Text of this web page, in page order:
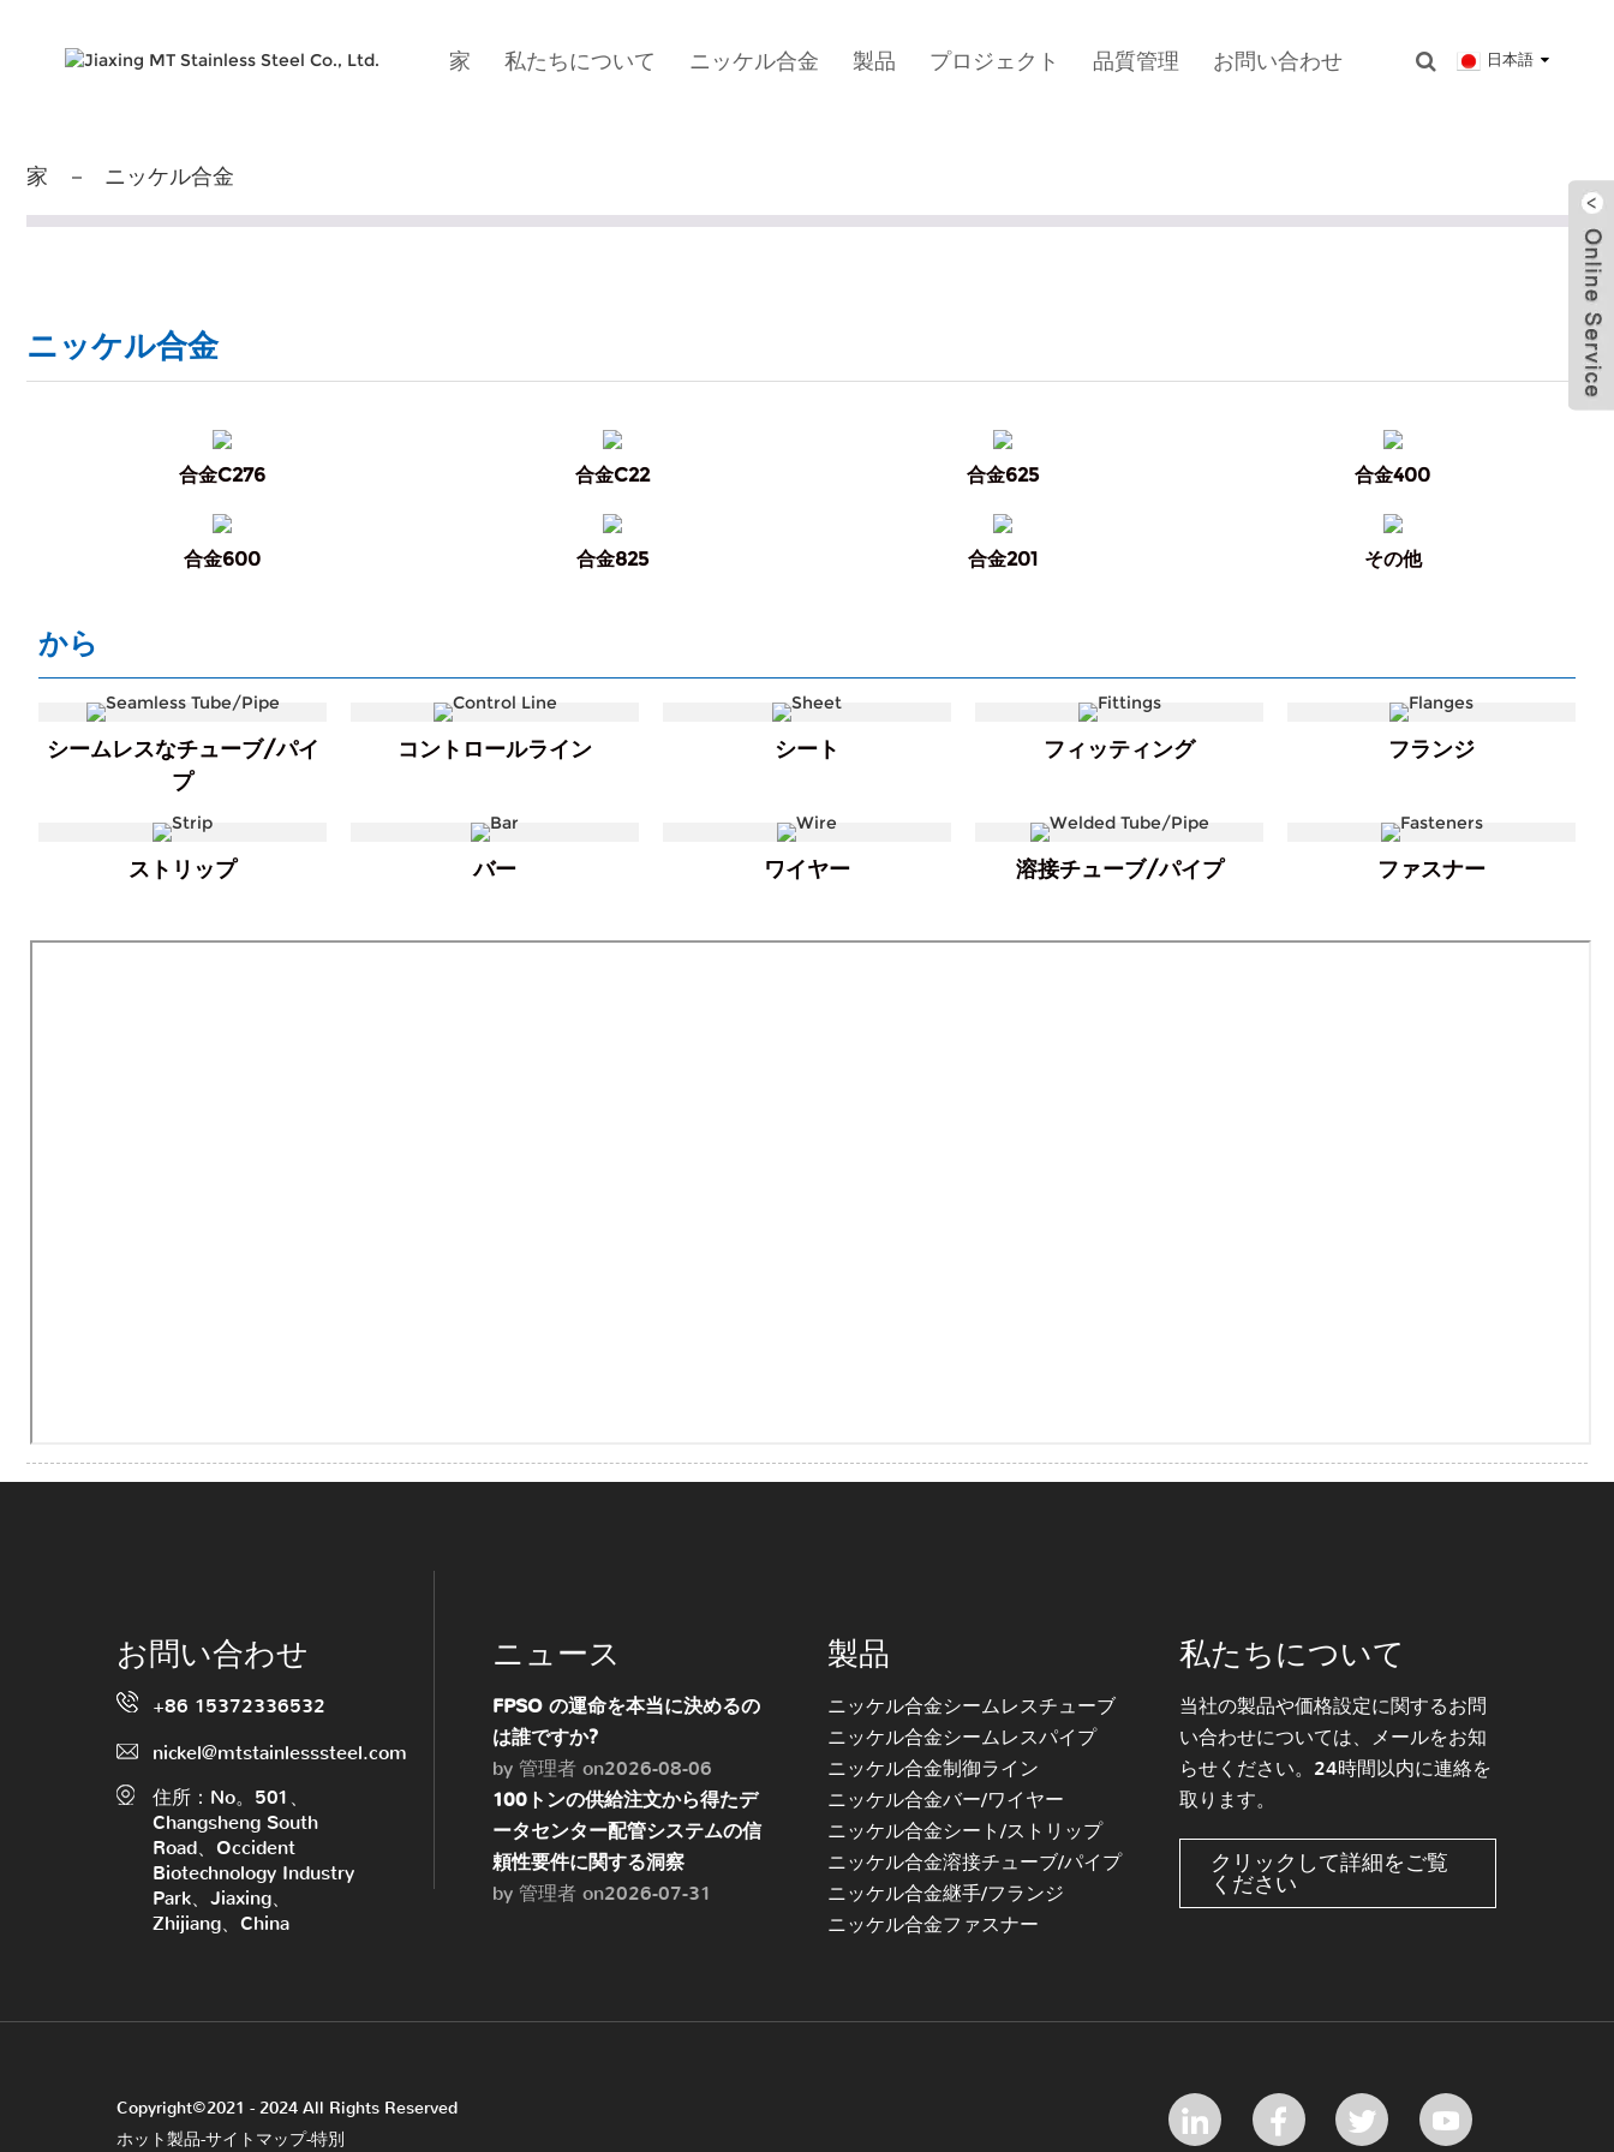
家 私たちについて ニッケル合金 製品 プロジェクト 品質管理 お問い合わせ 日本語
家 ニッケル合金
ニッケル合金
合金C276 合金C22 合金625 合金400
合金600 合金825 合金201 その他
から
シームレスなチューブ/パイ
プ
コントロールライン シート フィッティング フランジ
ストリップ バー ワイヤー 溶接チューブ/パイプ ファスナー
お問い合わせ
+86 15372336532
nickel@mtstainlesssteel.com
住所：No。501、
Changsheng South
Road、Occident
Biotechnology Industry
Park、Jiaxing、
Zhijiang、China
ニュース
FPSO の運命を本当に決めるの
は誰ですか?
by 管理者 on2026-08-06
100トンの供給注文から得たデ
ータセンター配管システムの信
頼性要件に関する洞察
by 管理者 on2026-07-31
製品
ニッケル合金シームレスチューブ
ニッケル合金シームレスパイプ
ニッケル合金制御ライン
ニッケル合金バー/ワイヤー
ニッケル合金シート/ストリップ
ニッケル合金溶接チューブ/パイプ
ニッケル合金継手/フランジ
ニッケル合金ファスナー
私たちについて
当社の製品や価格設定に関するお問
い合わせについては、メールをお知
らせください。24時間以内に連絡を
取ります。
クリックして詳細をご覧
ください
Copyright©2021 - 2024 All Rights Reserved
ホット製品-サイトマップ-特別